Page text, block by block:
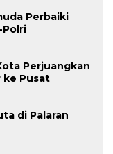
Perbaiki
Polri
Perjuangkan
ke Pusat
di Palaran